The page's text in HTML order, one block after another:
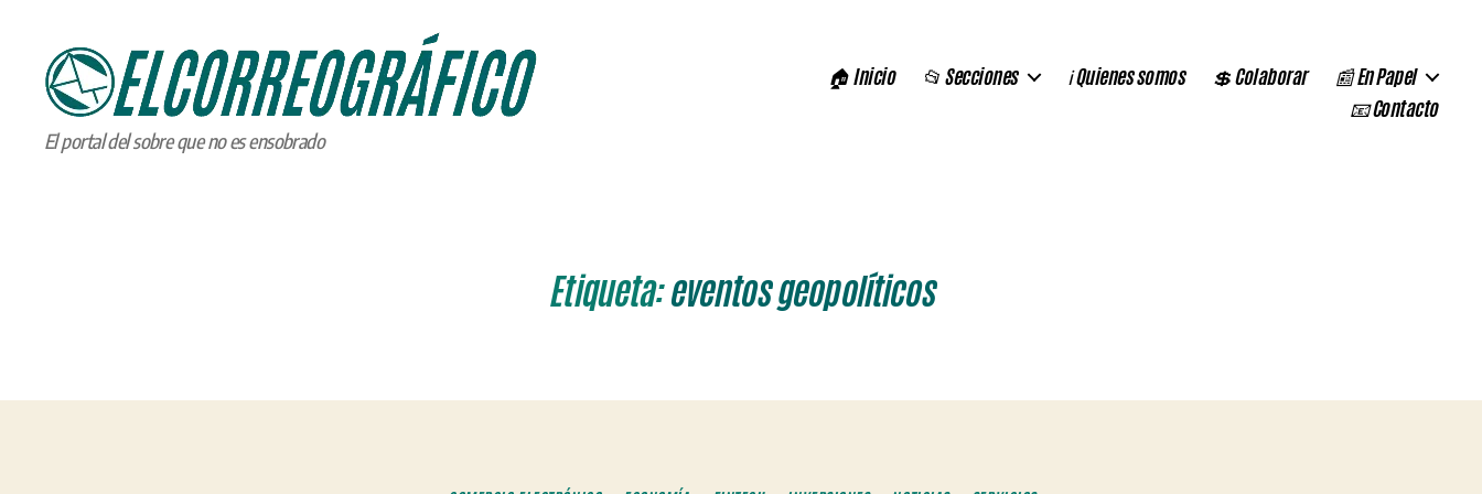
ELCORREOGRÁFICO
El portal del sobre que no es ensobrado
🏠 Inicio 📂 Secciones ℹ️ Quienes somos 💲 Colaborar
📰 En Papel
📧 Contacto
Etiqueta:eventos geopolíticos
Categorías